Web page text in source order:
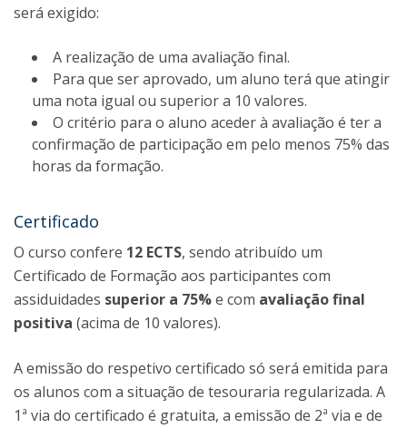
será exigido:
A realização de uma avaliação final.
Para que ser aprovado, um aluno terá que atingir
uma nota igual ou superior a 10 valores.
O critério para o aluno aceder à avaliação é ter a
confirmação de participação em pelo menos 75% das
horas da formação.
Certificado
O curso confere 12 ECTS, sendo atribuído um
Certificado de Formação aos participantes com
assiduidades superior a 75%e com avaliação final
positiva (acima de 10 valores).
A emissão do respetivo certificado só será emitida para
os alunos com a situação de tesouraria regularizada. A
1ª via do certificado é gratuita, a emissão de 2ª via e de